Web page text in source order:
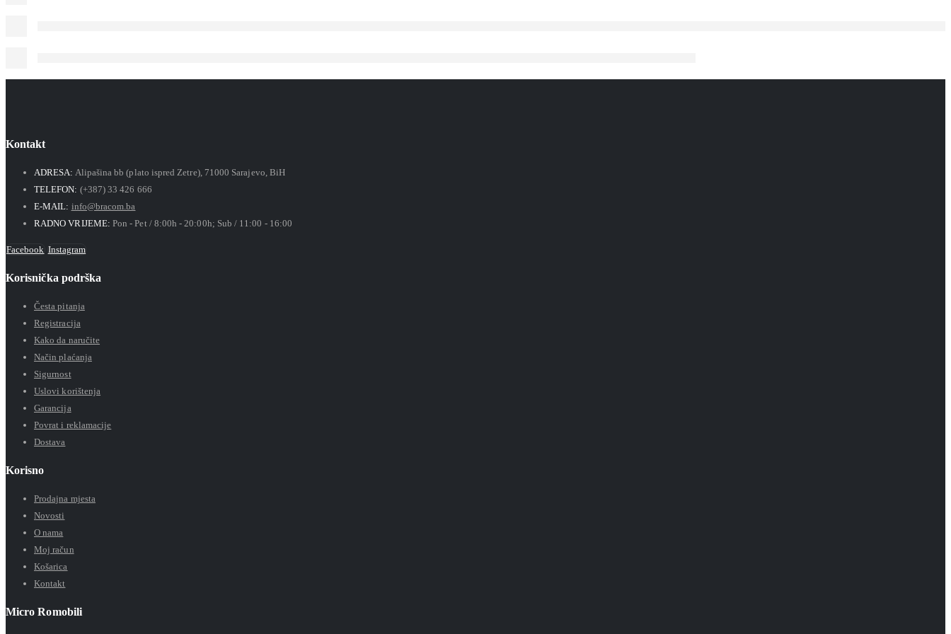
Kontakt
ADRESA: Alipašina bb (plato ispred Zetre), 71000 Sarajevo, BiH
TELEFON: (+387) 33 426 666
E-MAIL: info@bracom.ba
RADNO VRIJEME: Pon - Pet / 8:00h - 20:00h; Sub / 11:00 - 16:00
Facebook Instagram
Korisnička podrška
Česta pitanja
Registracija
Kako da naručite
Način plaćanja
Sigurnost
Uslovi korištenja
Garancija
Povrat i reklamacije
Dostava
Korisno
Prodajna mjesta
Novosti
O nama
Moj račun
Košarica
Kontakt
Micro Romobili